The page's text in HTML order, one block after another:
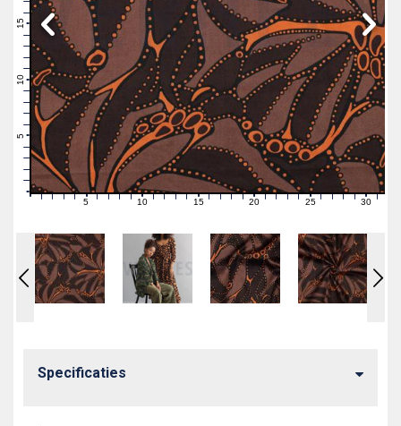
0
3
10
11
16
17
0 1 2 3 4 5 6 7 891011121314 1617181920212223242526272829 31
Specificaties